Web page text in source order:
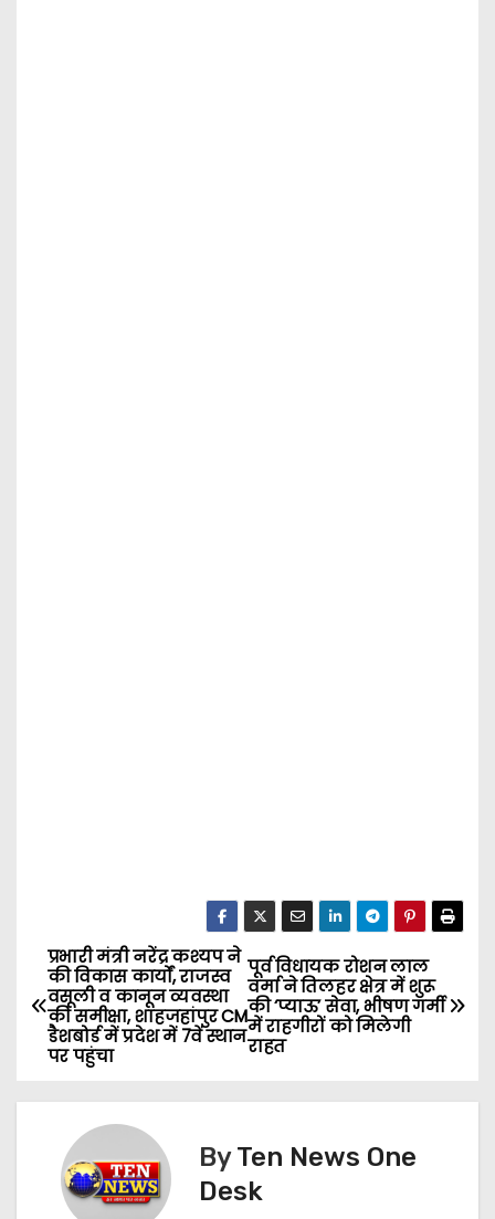
P
o
s
t
पूर्व विधायक रोशन लाल
वर्मा ने तिलहर क्षेत्र में शुरू
की ‘प्याऊ’ सेवा, भीषण गर्मी
में राहगीरों को मिलेगी
राहत
प्रभारी मंत्री नरेंद्र कश्यप ने
की विकास कार्यों, राजस्व
वसूली व कानून व्यवस्था
की समीक्षा, शाहजहांपुर CM
डैशबोर्ड में प्रदेश में 7वें स्थान
पर पहुंचा
ByTen News One
Desk